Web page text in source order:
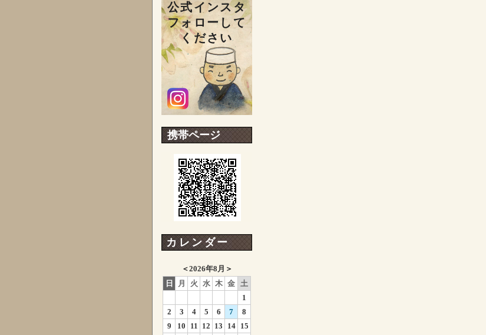
公式インスタ
フォローして
ください
携帯ページ
カレンダー
＜2026年8月 ＞
日
月 火 水 木 金 土
1
2
3 4 5 6 7
8
9
10 11 12 13 14
15